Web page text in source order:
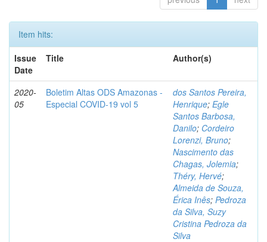
Item hits:
Issue
Date
Title Author(s)
2020-
05
Boletim Altas ODS Amazonas -
Especial COVID-19 vol 5
dos Santos Pereira,
Henrique; Egle
Santos Barbosa,
Danilo; Cordeiro
Lorenzi, Bruno;
Nascimento das
Chagas, Jolemia;
Théry, Hervé;
Almeida de Souza,
Érica Inês; Pedroza
da Silva, Suzy
Cristina Pedroza da
Silva